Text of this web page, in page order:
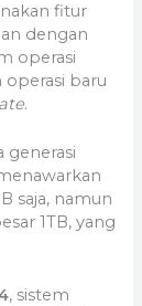
fitur
dengan
operasi
operasi baru
.
generasi
saja, namun
1TB, yang
, sistem